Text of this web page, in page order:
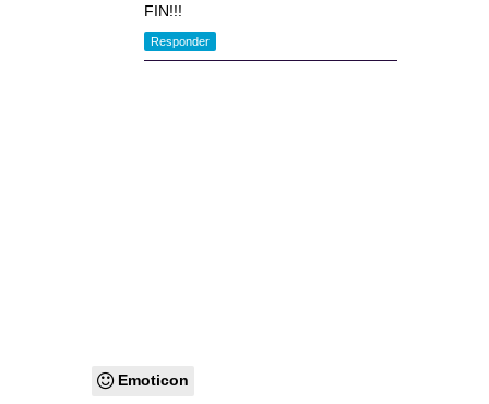
FIN!!!
Responder
Emoticon